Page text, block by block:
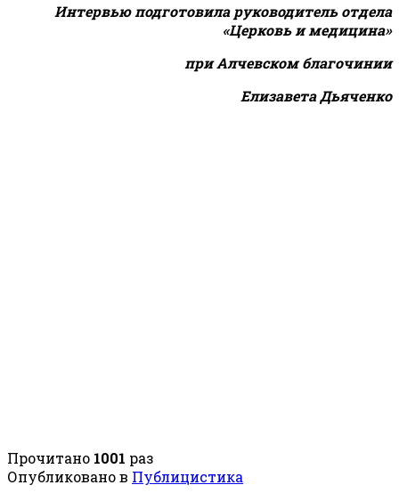
Интервью подготовила руководитель отдела
«Церковь и медицина»
при Алчевском благочинии
Елизавета Дьяченко
Прочитано 1001 раз
Опубликовано в Публицистика